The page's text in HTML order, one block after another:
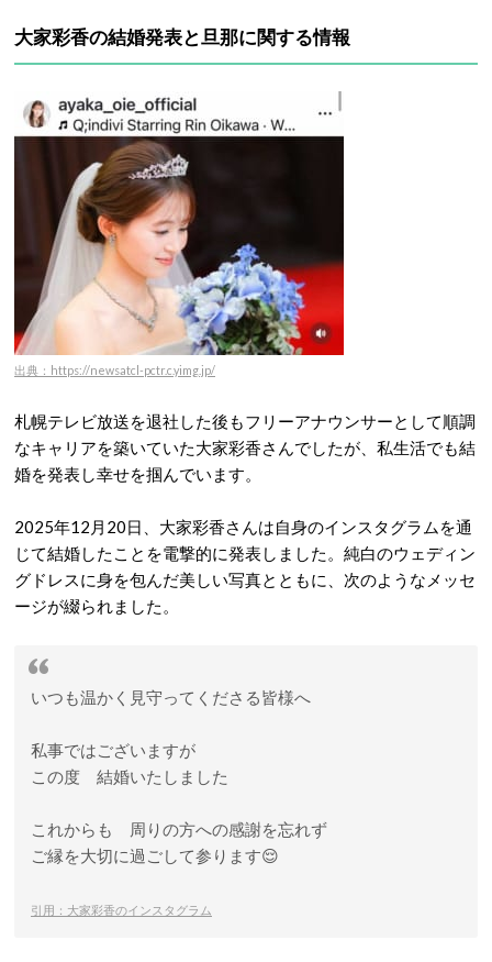
大家彩香の結婚発表と旦那に関する情報
出典：https://newsatcl-pctr.c.yimg.jp/
札幌テレビ放送を退社した後もフリーアナウンサーとして順調
なキャリアを築いていた大家彩香さんでしたが、私生活でも結
婚を発表し幸せを掴んでいます。
2025年12月20日、大家彩香さんは自身のインスタグラムを通
じて結婚したことを電撃的に発表しました。 純白のウェディン
グドレスに身を包んだ美しい写真とともに、次のようなメッセ
ージが綴られました。
いつも温かく見守ってくださる皆様へ
私事ではございますが
この度 結婚いたしました
これからも 周りの方への感謝を忘れず
ご縁を大切に過ごして参ります😌
引用：大家彩香のインスタグラム